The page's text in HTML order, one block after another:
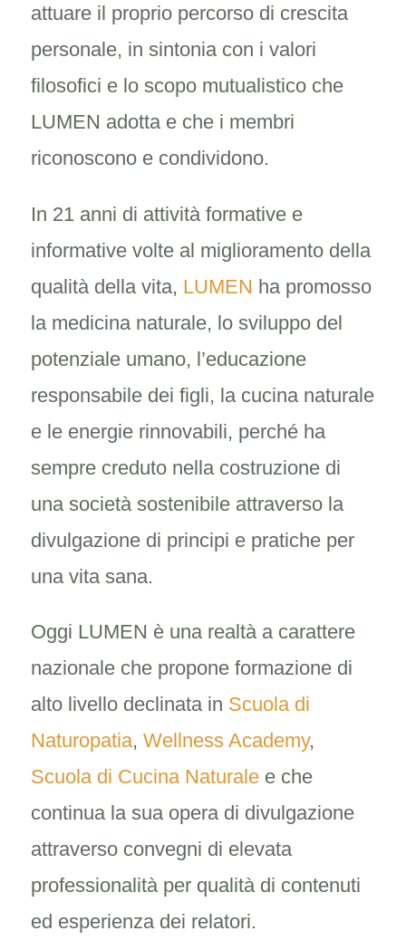
attuare il proprio percorso di crescita
personale, in sintonia con i valori
filosofici e lo scopo mutualistico che
LUMEN adotta e che i membri
riconoscono e condividono.
In 21 anni di attività formative e
informative volte al miglioramento della
qualità della vita, LUMEN ha promosso
la medicina naturale, lo sviluppo del
potenziale umano, l’educazione
responsabile dei figli, la cucina naturale
e le energie rinnovabili, perché ha
sempre creduto nella costruzione di
una società sostenibile attraverso la
divulgazione di principi e pratiche per
una vita sana.
Oggi LUMEN è una realtà a carattere
nazionale che propone formazione di
alto livello declinata in Scuola di
Naturopatia, Wellness Academy,
Scuola di Cucina Naturalee che
continua la sua opera di divulgazione
attraverso convegni di elevata
professionalità per qualità di contenuti
ed esperienza dei relatori.